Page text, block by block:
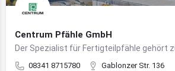
Centrum Pfähle GmbH
08341 8715780 Gablonzer Str. 136